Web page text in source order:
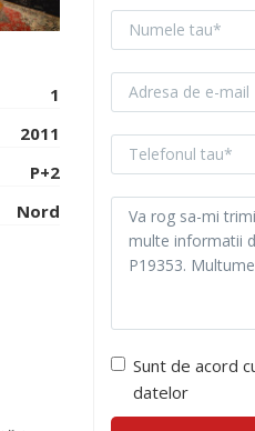
1
2011
P+2
Nord
Sunt de acord
datelor